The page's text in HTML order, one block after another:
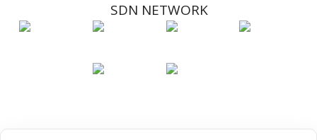
SDN NETWORK